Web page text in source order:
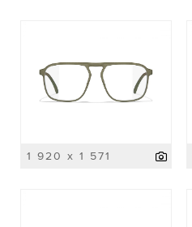
1 920 x 1 571